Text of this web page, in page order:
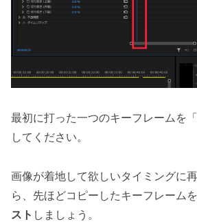
最初に打った一つのキーフレームを
してください。
画像が着地して欲しいタイミングに
ら、先ほどコピーしたキーフレーム
スト しましょう。